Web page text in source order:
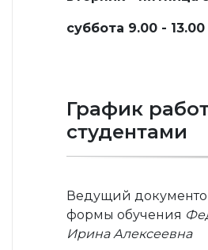
суббота 9.00 - 13.00
График
студентами
Ведущий
формы обучения
Ирина Алексеевна